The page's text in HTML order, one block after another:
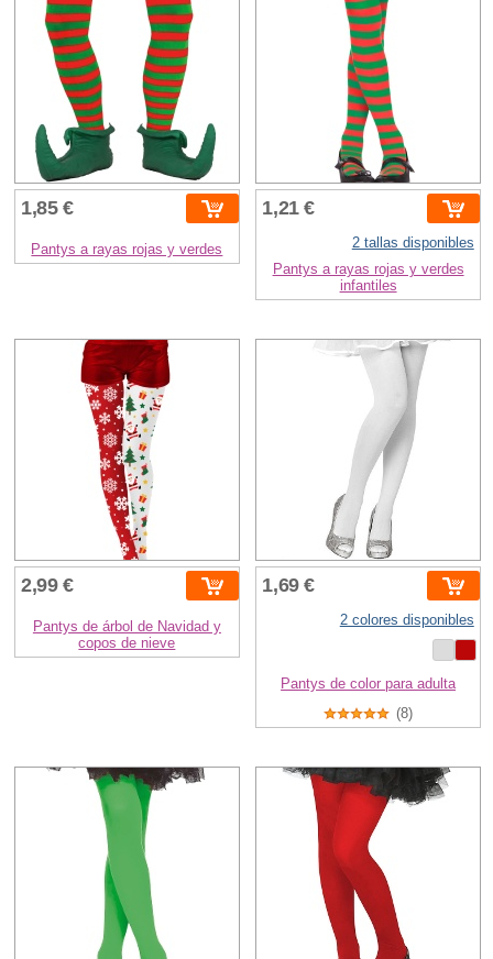
1,85 €
Pantys a rayas rojas y verdes
1,21 €
2 tallas disponibles
Pantys a rayas rojas y verdes
infantiles
2,99 €
Pantys de árbol de Navidad y
copos de nieve
1,69 €
2 colores disponibles
Pantys de color para adulta
(8)